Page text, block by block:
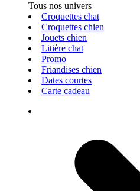
Tous nos univers
Croquettes chat
Croquettes chien
Jouets chien
Litière chat
Promo
Friandises chien
Dates courtes
Carte cadeau